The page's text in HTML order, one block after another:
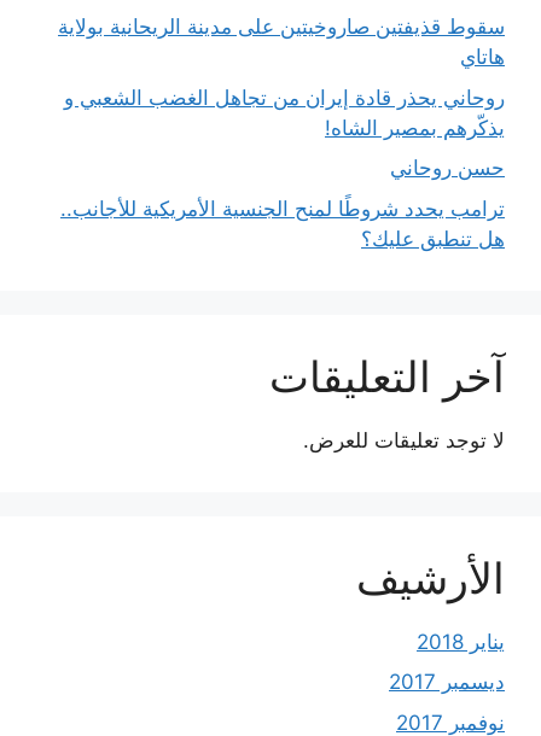
سقوط قذيفتين صاروخيتين على مدينة الريحانية بولاية
هاتاي
روحاني يحذر قادة إيران من تجاهل الغضب الشعبي و
يذكّرهم بمصير الشاه!
حسن روحاني
ترامب يحدد شروطًا لمنح الجنسية الأمريكية للأجانب..
هل تنطبق عليك؟
آخر التعليقات
لا توجد تعليقات للعرض.
الأرشيف
يناير 2018
ديسمبر 2017
نوفمبر 2017